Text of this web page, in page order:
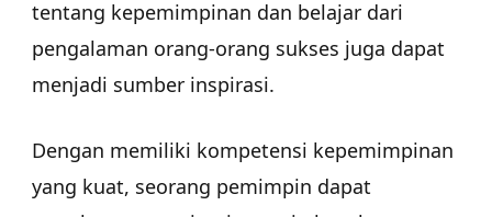
tentang kepemimpinan dan belajar dari
pengalaman orang-orang sukses juga dapat
menjadi sumber inspirasi.
Dengan memiliki kompetensi kepemimpinan
yang kuat, seorang pemimpin dapat